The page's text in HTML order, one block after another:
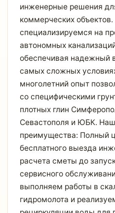
инженерные решения
коммерческих
специализируемся на
автономных
обеспечивая надежный
самых сложных
многолетний опыт
со специфическими
плотных глин
Севастополя и ЮБК.
преимущества: Полный
бесплатного выезда
расчета сметы до
сервисного
выполняем работы в
гидромолота и